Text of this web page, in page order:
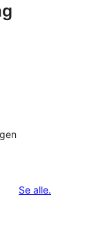
Se alleanmeldelser
.